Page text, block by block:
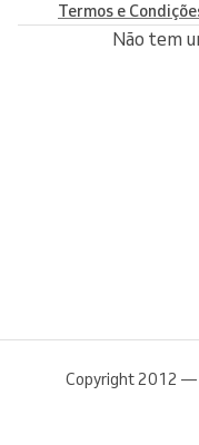
Termos e
Não tem
Copyright 2012 —